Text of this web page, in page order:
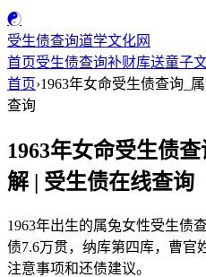
☯
受生债查询道学文化网
首页受生债查询补财库送童子
首页›1963年女命受生债查询_
查询
1963年女命受生债
解 | 受生债在线查询
1963年出生的属兔女性受生债
债7.6万贯，纳库第四库，曹官
注意事项和还债建议。